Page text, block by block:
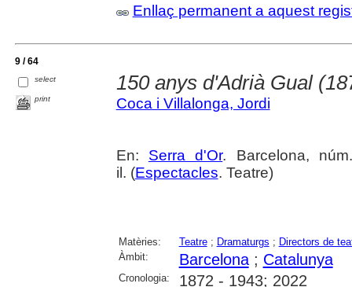
Enllaç permanent a aquest
9 / 64
select
print
150 anys d'Adrià Gual
Coca i Villalonga, Jordi
En: Serra d'Or. Barcelona,
il. (Espectacles. Teatre)
Matèries: Teatre; Dramaturgs ; Directors de
Àmbit:
Barcelona; Catalunya
Cronologia: 1872 - 1943; 2022